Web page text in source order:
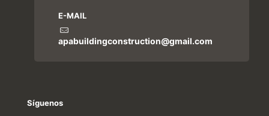
E-MAIL
apabuildingconstruction@gmail.com
Síguenos